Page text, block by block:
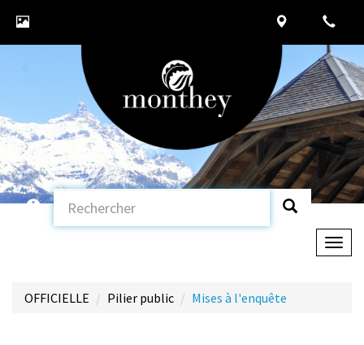
OFFICIELLE Pilier public Mises à l'enquête